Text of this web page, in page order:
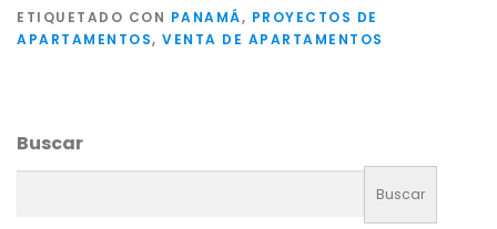
ETIQUETADO CON PANAMÁ, PROYECTOS DE
APARTAMENTOS, VENTA DE APARTAMENTOS
Buscar
Buscar